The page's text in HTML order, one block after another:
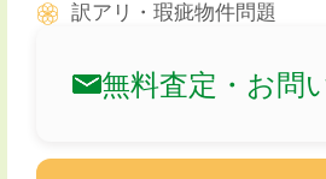
訳アリ・瑕疵物件問題
無料査定・お問